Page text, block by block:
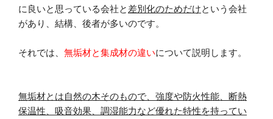
に良いと思っている会社と 差別化のためだけという会社
があり、結構、後者が多いのです。
それでは、 無垢材と集成材の違いについて説明します。
無垢材とは自然の木そのもので、強度や防火性能、断熱
保温性、吸音効果、調湿能力など優れた特性を持ってい